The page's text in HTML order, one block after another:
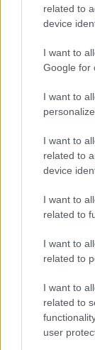
related to
device
I want to
Google for
I want to
I want to
related to
device
I want to
related to
I want to
related to
I want to
related to
user
Magna Pars
ex
LIFESTYLE